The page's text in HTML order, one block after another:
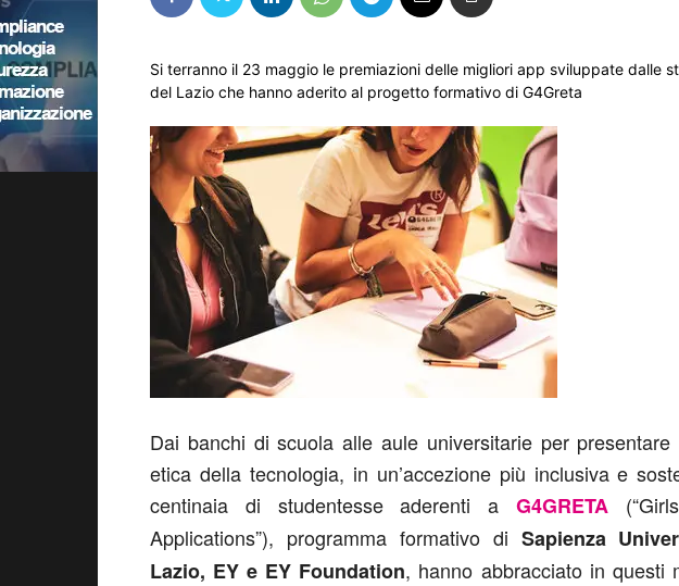
Si terranno il 23 maggio le premiazioni delle migliori app sviluppate dalle
del Lazio che hanno aderito al progetto formativo di G4Greta
Dai banchi di scuola alle aule universitarie per
etica della tecnologia, in un’accezione più inclusiva e
centinaia di studentesse aderenti a
G4GRETA
Applications”), programma formativo di Sapienza
Lazio, EY e EY Foundation, hanno abbracciato in questi